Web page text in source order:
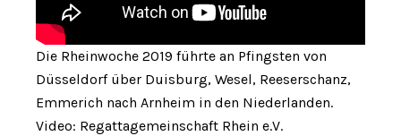
Die Rheinwoche 2019 führte an Pfingsten von
Düsseldorf über Duisburg, Wesel, Reeserschanz,
Emmerich nach Arnheim in den Niederlanden.
Video: Regattagemeinschaft Rhein e.V.